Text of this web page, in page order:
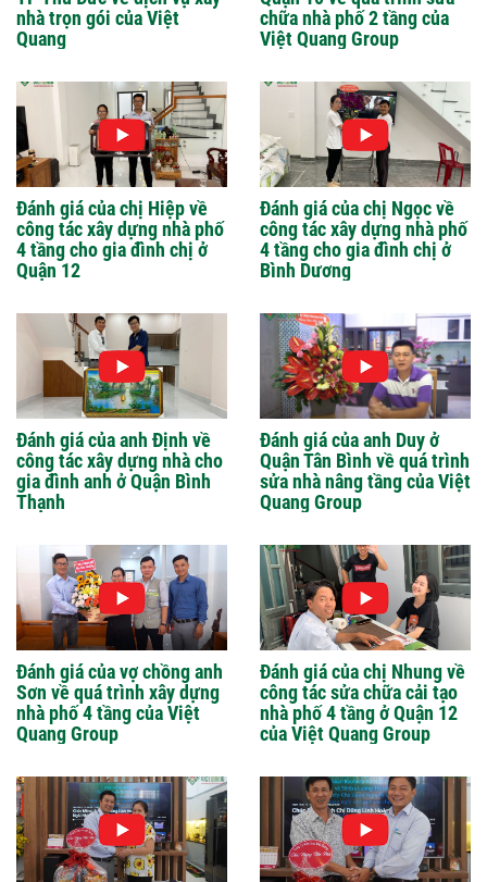
nhà trọn gói của Việt
Quang
chữa nhà phố 2 tầng của
Việt Quang Group
Đánh giá của chị Hiệp về
công tác xây dựng nhà phố
4 tầng cho gia đình chị ở
Quận 12
Đánh giá của chị Ngọc về
công tác xây dựng nhà phố
4 tầng cho gia đình chị ở
Bình Dương
Đánh giá của anh Định về
công tác xây dựng nhà cho
gia đình anh ở Quận Bình
Thạnh
Đánh giá của anh Duy ở
Quận Tân Bình về quá trình
sửa nhà nâng tầng của Việt
Quang Group
Đánh giá của vợ chồng anh
Sơn về quá trình xây dựng
nhà phố 4 tầng của Việt
Quang Group
Đánh giá của chị Nhung về
công tác sửa chữa cải tạo
nhà phố 4 tầng ở Quận 12
của Việt Quang Group